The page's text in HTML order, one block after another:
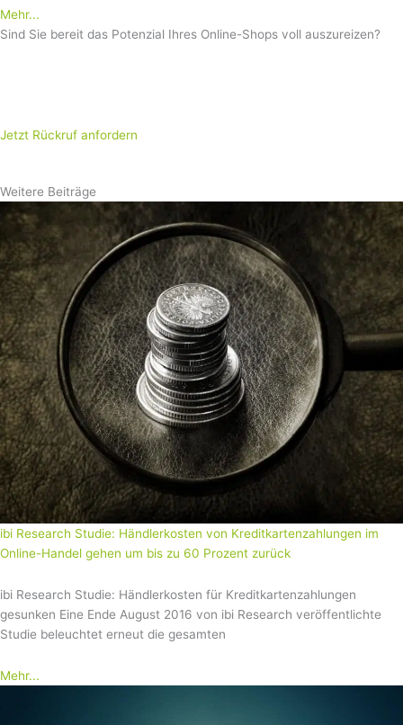
Mehr...
Sind Sie bereit das Potenzial Ihres Online-Shops voll auszureizen?
Jetzt Rückruf anfordern
Weitere Beiträge
ibi Research Studie: Händlerkosten von Kreditkartenzahlungen im
Online-Handel gehen um bis zu 60 Prozent zurück
ibi Research Studie: Händlerkosten für Kreditkartenzahlungen
gesunken Eine Ende August 2016 von ibi Research veröffentlichte
Studie beleuchtet erneut die gesamten
Mehr...